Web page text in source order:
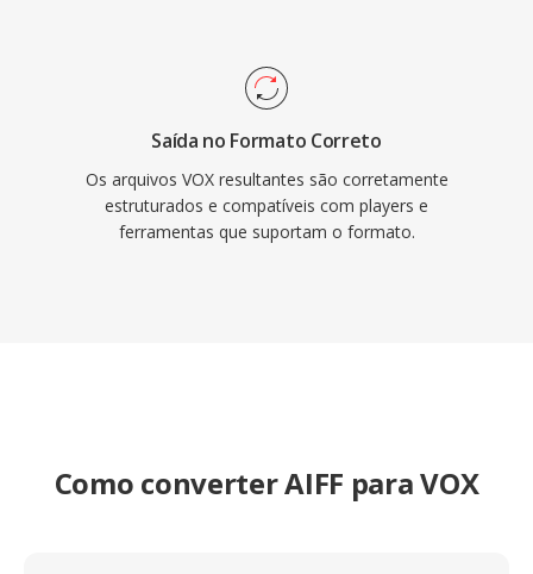
Saída no Formato Correto
Os arquivos VOX resultantes são corretamente
estruturados e compatíveis com players e
ferramentas que suportam o formato.
Como converter AIFF para VOX